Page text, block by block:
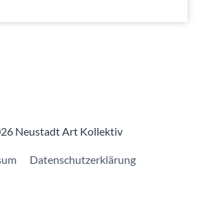
Neustadt Art Kollektiv
Datenschutzerklärung